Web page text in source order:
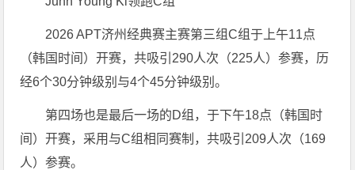
2026 APT济州经典赛主赛第三组C组于上午11点
（韩国时间）开赛，共吸引290人次（225人）参赛，历
经6个30分钟级别与4个45分钟级别。
第四场也是最后一场的D组，于下午18点（韩国时
间）开赛，采用与C组相同赛制，共吸引209人次（169
人）参赛。